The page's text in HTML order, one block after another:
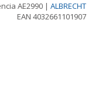
AE2990 | ALBRECHT
EAN 4032661101907